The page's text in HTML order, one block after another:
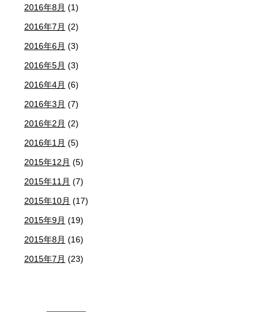
2016年8月 (1)
2016年7月 (2)
2016年6月 (3)
2016年5月 (3)
2016年4月 (6)
2016年3月 (7)
2016年2月 (2)
2016年1月 (5)
2015年12月 (5)
2015年11月 (7)
2015年10月 (17)
2015年9月 (19)
2015年8月 (16)
2015年7月 (23)